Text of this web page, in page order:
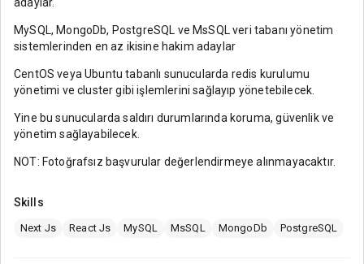
MySQL, MongoDb, PostgreSQL ve MsSQL veri tabanı yönetim
sistemlerinden en az ikisine hakim adaylar
CentOS veya Ubuntu tabanlı sunucularda redis kurulumu
yönetimi ve cluster gibi işlemlerini sağlayıp yönetebilecek.
Yine bu sunucularda saldırı durumlarında koruma, güvenlik ve
yönetim sağlayabilecek.
NOT: Fotoğrafsız başvurular değerlendirmeye alınmayacaktır.
Skills
Next Js React Js MySQL MsSQL MongoDb PostgreSQL